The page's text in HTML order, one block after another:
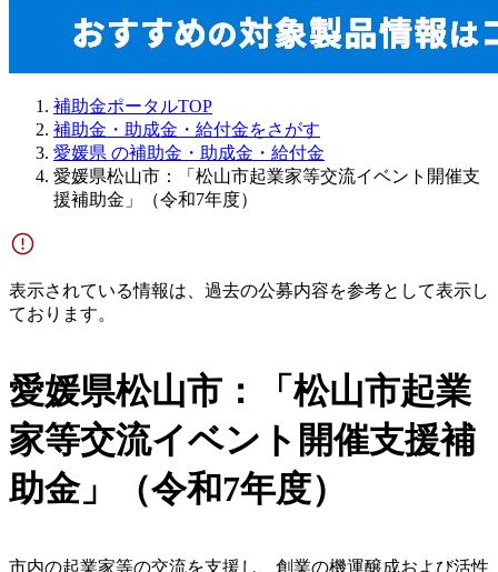
補助金ポータルTOP
補助金・助成金・給付金をさがす
愛媛県 の補助金・助成金・給付金
愛媛県松山市：「松山市起業家等交流イベント開催支
援補助金」（令和7年度）
表示されている情報は、過去の公募内容を参考として表示し
ております。
愛媛県松山市：「松山市起業
家等交流イベント開催支援補
助金」（令和7年度）
市内の起業家等の交流を支援し、創業の機運醸成および活性